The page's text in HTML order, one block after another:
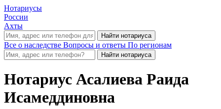
Нотариусы
России
Ахты
Все о наследстве Вопросы и ответы По регионам
Нотариус Асалиева Раида
Исамеддиновна